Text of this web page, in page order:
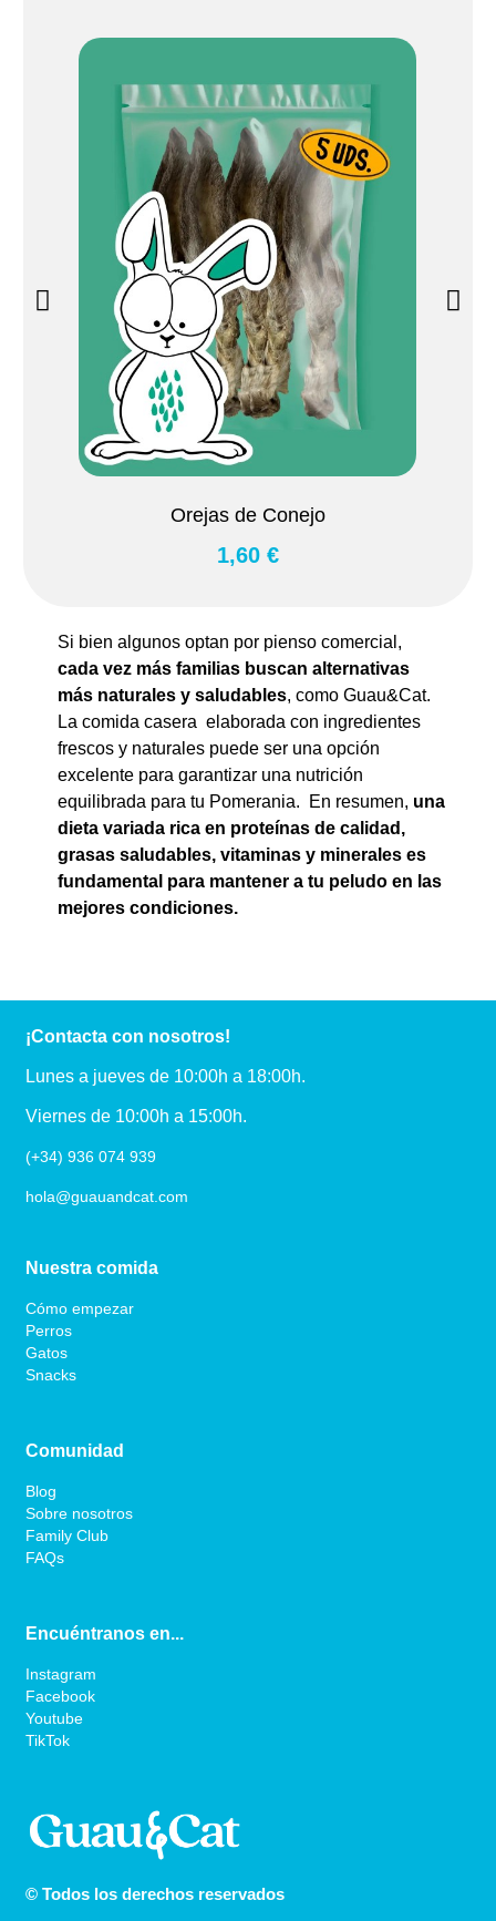
Orejas de Conejo
1,60 €
Si bien algunos optan por pienso comercial,
cada vez más familias buscan alternativas
más naturales y saludables, como Guau&Cat.
La comida casera elaborada con ingredientes
frescos y naturales puede ser una opción
excelente para garantizar una nutrición
equilibrada para tu Pomerania. En resumen, una
dieta variada rica en proteínas de calidad,
grasas saludables, vitaminas y minerales es
fundamental para mantener a tu peludo en las
mejores condiciones.
¡Contacta con nosotros!
Lunes a jueves de 10:00h a 18:00h.
Viernes de 10:00h a 15:00h.
(+34) 936 074 939
hola@guauandcat.com
Nuestra comida
Cómo empezar
Perros
Gatos
Snacks
Comunidad
Blog
Sobre nosotros
Family Club
FAQs
Encuéntranos en...
Instagram
Facebook
Youtube
TikTok
© Todos los derechos reservados